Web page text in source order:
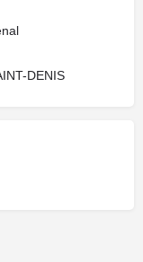
DENIS